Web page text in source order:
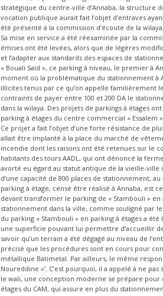
stratégique du centre-ville d’Annaba, la structure
vocation publique aurait fait l’objet d’entraves
été présenté à la commission d’écoute de la
Sa mise en service a été réexaminée par la
émises ont été levées, alors que de légères
et l’adapter aux standards des espaces de
« Bouali Saïd », ce parking à niveau, le premier à
moment où la problématique du stationnement à
illicites tenus par ce qu’on appelle familièrement
contraints de payer entre 100 et 200 DA le
dans la wilaya. Des projets de parkings à étages
parking à étages du centre commercial « Essalem
Ce projet a fait l’objet d’une forte résistance de
allait être implanté à la place du marché de
incendie dont les raisons ont été retenues sur le
habitants des tours AADL, qui ont dénoncé la
avorté eu égard au statut antique de la vieille-ville
d’une capacité de 800 places de stationnement,
parking à étage, censé être réalisé à Annaba, est
devant transformer le parking de « Stambouli »
stationnement dans la ville, comme souligné par
du parking « Stambouli » en parking à étages a
une superficie pouvant lui permettre d’accueillir
savoir qu’un terrain a été dégagé au niveau de
précisé que les procédures sont en cours pour
métallique Batimetal. Par ailleurs, le même
Noureddine »’. C’est pourquoi, il a appelé à ne
le wali, une conception moderne se prépare
étages du CAM, qui assure en plus du